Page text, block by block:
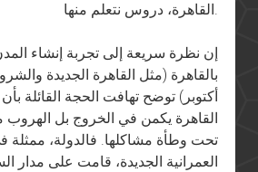
القاهرة، دروس نتعلم منها.
إن نظرة سريعة إلى تجربة إنشاء
أكتوبر) توضح تهافت الحجة القائلة
القاهرة يكمن في الخروج بل الهروب
تحت وطأة مشاكلها. فالدولة، ممثلة
العمرانية الجديدة، قامت على مدار